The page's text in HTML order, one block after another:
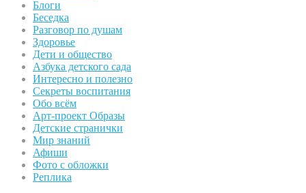
Блоги
Беседка
Разговор по душам
Здоровье
Дети и общество
Азбука детского сада
Интересно и полезно
Секреты воспитания
Обо всём
Арт-проект Образы
Детские странички
Мир знаний
Афиши
Фото с обложки
Реплика